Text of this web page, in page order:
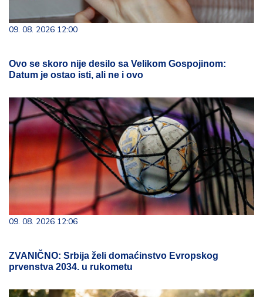
09. 08. 2026 12:00
Ovo se skoro nije desilo sa Velikom Gospojinom:
Datum je ostao isti, ali ne i ovo
09. 08. 2026 12:06
ZVANIČNO: Srbija želi domaćinstvo Evropskog
prvenstva 2034. u rukometu